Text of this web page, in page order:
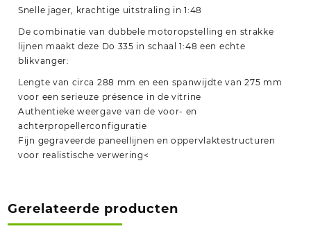
Snelle jager, krachtige uitstraling in 1:48
De combinatie van dubbele motoropstelling en strakke
lijnen maakt deze Do 335 in schaal 1:48 een echte
blikvanger:
Lengte van circa 288 mm en een spanwijdte van 275 mm
voor een serieuze présence in de vitrine
Authentieke weergave van de voor- en
achterpropellerconfiguratie
Fijn gegraveerde paneellijnen en oppervlaktestructuren
voor realistische verwering<
Gerelateerde producten